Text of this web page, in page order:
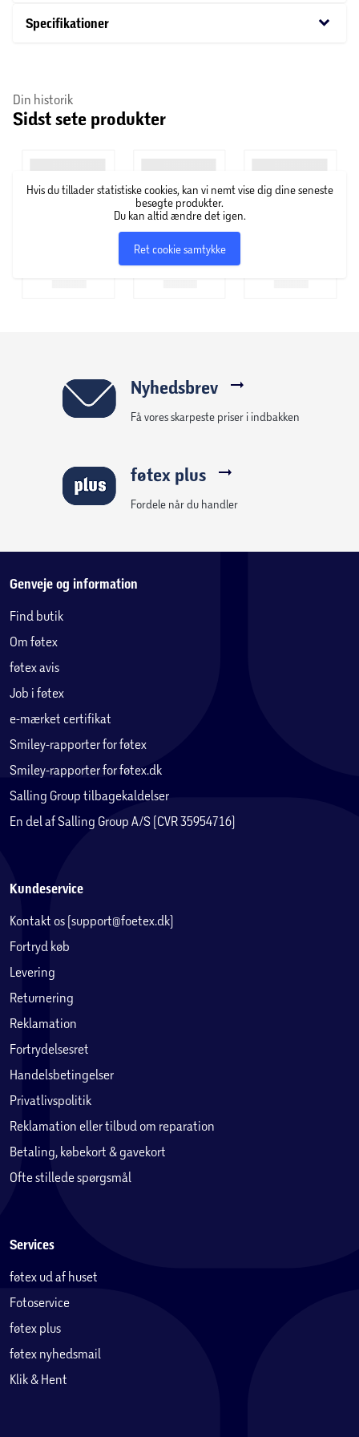
male dine æg. Lad fantasien få frit spil, og skab unikke
påskedekorationer.
Specifikationer keyboard_arrow_down
Din historik
Sidst sete produkter
Hvis du tillader statistiske cookies, kan vi nemt vise dig dine seneste
besøgte produkter.
Du kan altid ændre det igen.
Ret cookie samtykke
Nyhedsbrev
Få vores skarpeste priser i indbakken
føtex plus
Fordele når du handler
Genveje og information
Find butik
Om føtex
føtex avis
Job i føtex
e-mærket certifikat
Smiley-rapporter for føtex
Smiley-rapporter for føtex.dk
Salling Group tilbagekaldelser
En del af Salling Group A/S (CVR 35954716)
Kundeservice
Kontakt os (support@foetex.dk)
Fortryd køb
Levering
Returnering
Reklamation
Fortrydelsesret
Handelsbetingelser
Privatlivspolitik
Reklamation eller tilbud om reparation
Betaling, købekort & gavekort
Ofte stillede spørgsmål
Services
føtex ud af huset
Fotoservice
føtex plus
føtex nyhedsmail
Klik & Hent